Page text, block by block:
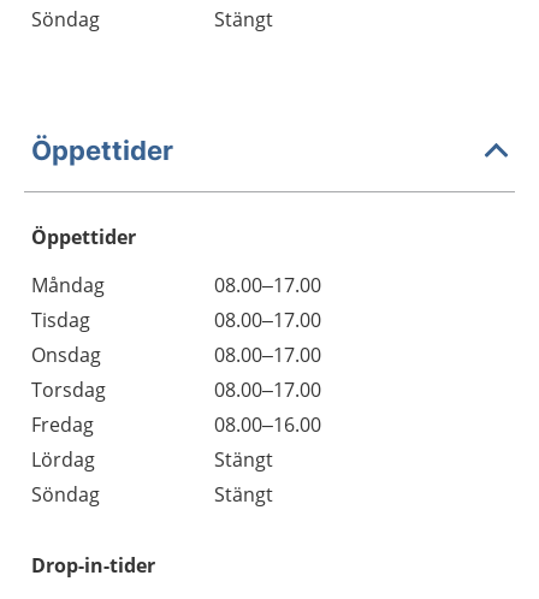
Söndag
Stängt
Öppettider
Öppettider
Dag
Öppettider
Kommentarer
Måndag
08.00–17.00
Tisdag
08.00–17.00
Onsdag
08.00–17.00
Torsdag
08.00–17.00
Fredag
08.00–16.00
Lördag
Stängt
Söndag
Stängt
Drop-in-tider